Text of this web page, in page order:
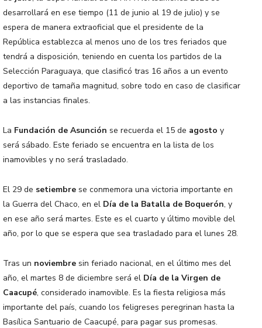
desarrollará en ese tiempo (11 de junio al 19 de julio) y se
espera de manera extraoficial que el presidente de la
República establezca al menos uno de los tres feriados que
tendrá a disposición, teniendo en cuenta los partidos de la
Selección Paraguaya, que clasificó tras 16 años a un evento
deportivo de tamaña magnitud, sobre todo en caso de clasificar
a las instancias finales.
La Fundación de Asunción se recuerda el 15 de agosto y
será sábado. Este feriado se encuentra en la lista de los
inamovibles y no será trasladado.
El 29 de setiembre se conmemora una victoria importante en
la Guerra del Chaco, en el Día de la Batalla de Boquerón, y
en ese año será martes. Este es el cuarto y último movible del
año, por lo que se espera que sea trasladado para el lunes 28.
Tras un noviembre sin feriado nacional, en el último mes del
año, el martes 8 de diciembre será el Día de la Virgen de
Caacupé, considerado inamovible. Es la fiesta religiosa más
importante del país, cuando los feligreses peregrinan hasta la
Basílica Santuario de Caacupé, para pagar sus promesas.